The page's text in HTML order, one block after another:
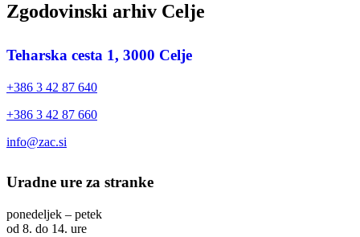
Zgodovinski arhiv Celje
Teharska cesta 1, 3000 Celje
+386 3 42 87 640
+386 3 42 87 660
info@zac.si
Uradne ure za stranke
ponedeljek – petek
od 8. do 14. ure